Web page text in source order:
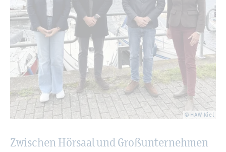
© HAW Kiel
Zwi­schen Hör­saal und Gro­ß­un­ter­neh­men